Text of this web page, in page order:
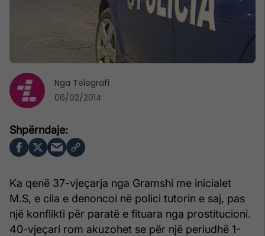
Ka qenë 37-vjeçarja nga Gramshi me inicialet
M.S, e cila e denoncoi në polici tutorin e saj, pas
një konflikti për paratë e fituara nga prostitucioni.
40-vjeçari rom akuzohet se për një periudhë 1-
Nga Telegrafi
06/02/2014